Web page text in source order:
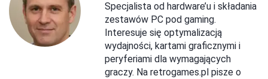
Specjalista od hardware’u i składania
zestawów PC pod gaming.
Interesuje się optymalizacją
wydajności, kartami graficznymi i
peryferiami dla wymagających
graczy. Na retrogames.pl pisze o